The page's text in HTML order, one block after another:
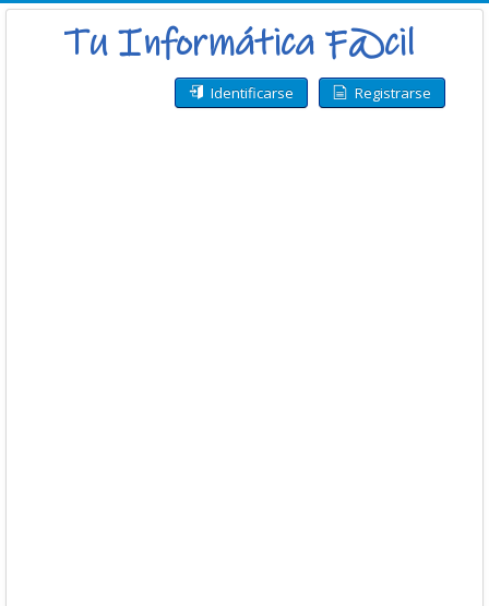
Identificarse Registrarse